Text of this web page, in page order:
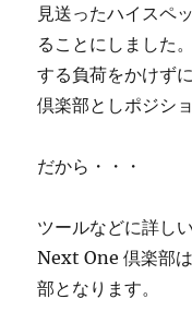
見送ったハイスペ
ることにしました
する負荷をかけず
倶楽部としポジシ
だから・・・
ツールなどに詳し
Next One 倶楽部
部となります。